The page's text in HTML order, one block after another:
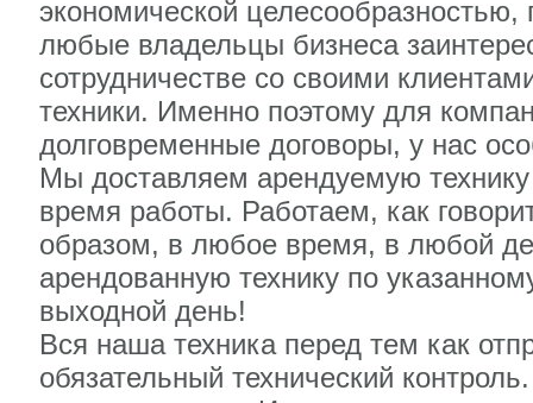
экономической целесообразностью,
любые владельцы бизнеса
сотрудничестве со своими
техники. Именно поэтому для
долговременные договоры, у нас
Мы доставляем арендуемую
время работы. Работаем, как
образом, в любое время, в любой
арендованную технику по
выходной день!
Вся наша техника перед тем как
обязательный технический